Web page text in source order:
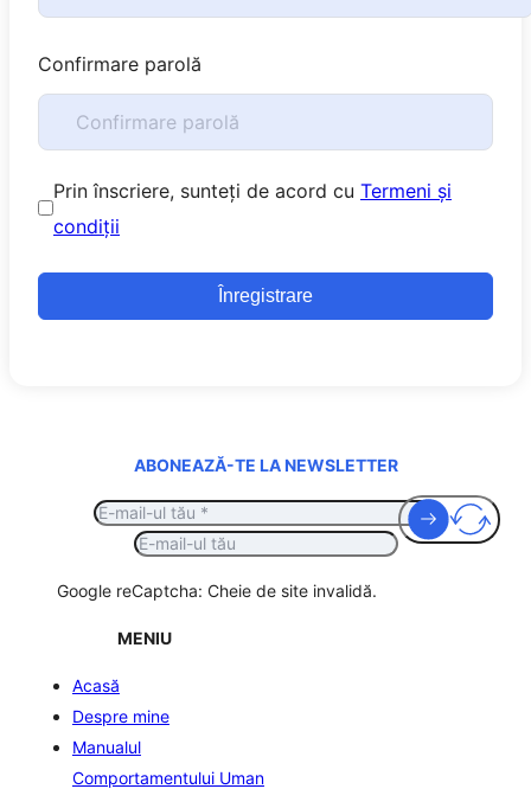
Confirmare parolă
Prin înscriere, sunteți de acord cu Termeni și
condiții
Înregistrare
ABONEAZĂ-TE LA NEWSLETTER
Google reCaptcha: Cheie de site invalidă.
MENIU
Acasă
Despre mine
Manualul
Comportamentului Uman